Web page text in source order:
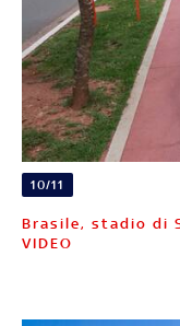
10/11
Brasile, stadio di San Paolo diventa un ospedale.
VIDEO